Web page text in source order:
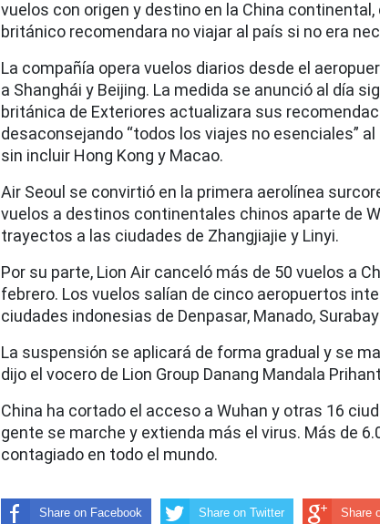
vuelos con origen y destino en la China
británico recomendara no viajar al país si no era
La compañía opera vuelos diarios desde el
a Shanghái y Beijing. La medida se anunció al día
británica de Exteriores actualizara sus
desaconsejando “todos los viajes no esenciales”
sin incluir Hong Kong y Macao.
Air Seoul se convirtió en la primera aerolínea
vuelos a destinos continentales chinos aparte de
trayectos a las ciudades de Zhangjiajie y Linyi.
Por su parte, Lion Air canceló más de 50 vuelos a
febrero. Los vuelos salían de cinco aeropuertos
ciudades indonesias de Denpasar, Manado,
La suspensión se aplicará de forma gradual y se
dijo el vocero de Lion Group Danang Mandala
China ha cortado el acceso a Wuhan y otras 16
gente se marche y extienda más el virus. Más de
contagiado en todo el mundo.
Share on Facebook Share on Twitter Share